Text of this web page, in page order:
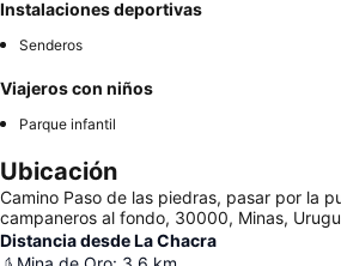
Instalaciones deportivas
Senderos
Viajeros con niños
Parque infantil
Ubicación
Camino Paso de las piedras, pasar por la
campaneros al fondo, 30000, Minas,
Distancia desde La Chacra